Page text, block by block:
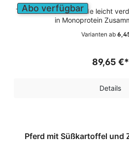
Abo verfügbar
Trockenfutter für Hunde leicht
in Monoprotein
Varianten ab
89,65 €*
Details
Pferd mit Süßkartoffel und